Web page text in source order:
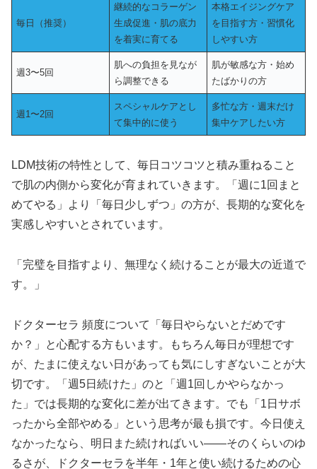
毎日（推奨）
継続的なコラーゲン
生成促進・肌の底力
を着実に育てる
本格エイジングケア
を目指す方・習慣化
しやすい方
週3〜5回
肌への負担を見なが
ら調整できる
肌が敏感な方・始め
たばかりの方
週1〜2回
スペシャルケアとし
て集中的に使う
多忙な方・週末だけ
集中ケアしたい方
LDM技術の特性として、毎日コツコツと積み重ねること
で肌の内側から変化が育まれていきます。「週に1回まと
めてやる」より「毎日少しずつ」の方が、長期的な変化を
実感しやすいとされています。
「完璧を目指すより、無理なく続けることが最大の近道で
す。」
ドクターセラ 頻度について「毎日やらないとだめです
か？」と心配する方もいます。もちろん毎日が理想です
が、たまに使えない日があっても気にしすぎないことが大
切です。「週5日続けた」のと「週1回しかやらなかっ
た」では長期的な変化に差が出てきます。でも「1日サボ
ったから全部やめる」という思考が最も損です。今日使え
なかったなら、明日また続ければいい——そのくらいのゆ
るさが、ドクターセラを半年・1年と使い続けるための心